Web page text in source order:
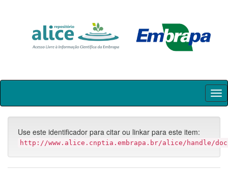
Skip
Use este identificador para citar ou linkar para este item:
http://www.alice.cnptia.embrapa.br/alice/handle/